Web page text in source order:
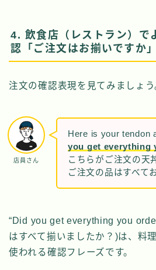
4. 飲食店（レストラン）で
認「ご注文はお揃いですか
注文の確認表現を見てみましょう
店員さん
Here is your tendon
you get everything
こちらがご注文の天
ご注文の品はすべて
“Did you get everything you
はすべて揃いましたか？)は、料
使われる確認フレーズです。